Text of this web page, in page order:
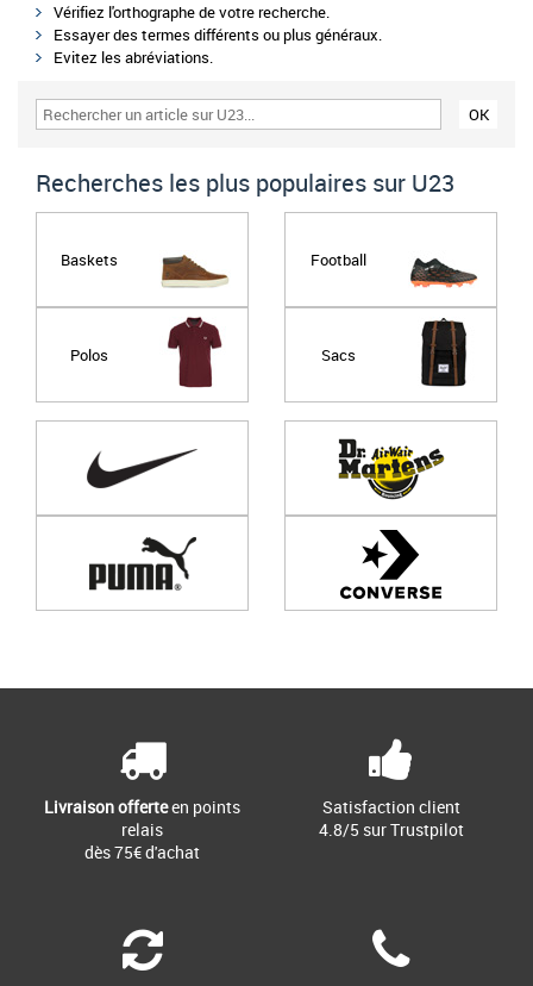
Vérifiez l'orthographe de votre recherche.
Essayer des termes différents ou plus généraux.
Evitez les abréviations.
Recherches les plus populaires sur U23
Baskets Football
Polos Sacs
Livraison offerteen points
relais
dès 75€ d'achat
Satisfaction client
4.8/5 sur Trustpilot